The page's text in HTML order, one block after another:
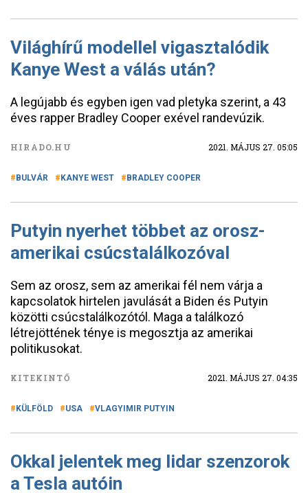
Világhírű modellel vigasztalódik
Kanye West a válás után?
A legújabb és egyben igen vad pletyka szerint, a 43
éves rapper Bradley Cooper exével randevúzik.
HIRADO.HU 2021. MÁJUS 27. 05:05
BULVÁR KANYE WEST BRADLEY COOPER
Putyin nyerhet többet az orosz-
amerikai csúcstalálkozóval
Sem az orosz, sem az amerikai fél nem várja a
kapcsolatok hirtelen javulását a Biden és Putyin
közötti csúcstalálkozótól. Maga a találkozó
létrejöttének ténye is megosztja az amerikai
politikusokat.
KITEKINTŐ 2021. MÁJUS 27. 04:35
KÜLFÖLD USA VLAGYIMIR PUTYIN
Okkal jelentek meg lidar szenzorok
a Tesla autóin